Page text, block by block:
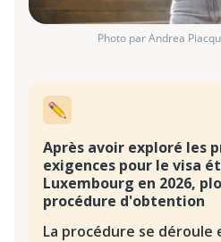
Photo par Andrea
Après avoir exploré les
exigences pour le visa
Luxembourg en 2026,
procédure d'obtention
La procédure se déroule